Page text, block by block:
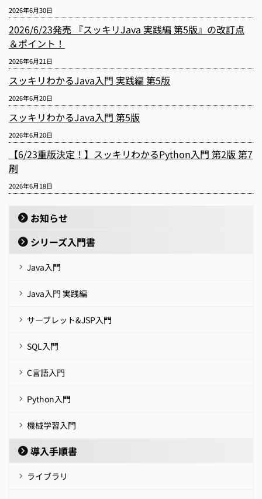
2026年6月30日
2026/6/23発売 『スッキリJava 実践編 第5版』の改訂点
＆ポイント！
2026年6月21日
スッキリわかるJava入門 実践編 第5版
2026年6月20日
スッキリわかるJava入門 第5版
2026年6月20日
【6/23重版決定！】スッキリわかるPython入門 第2版 第7
刷
2026年6月18日
お知らせ
シリーズ入門書
Java入門
Java入門 実践編
サーブレット&JSP入門
SQL入門
C言語入門
Python入門
機械学習入門
導入手順書
ライブラリ